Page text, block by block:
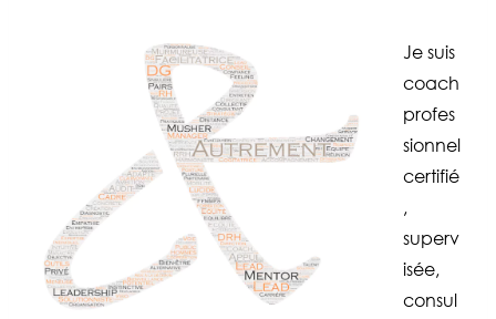
Je suis
coach
profes
sionnel
certifié
,
superv
isée,
consul